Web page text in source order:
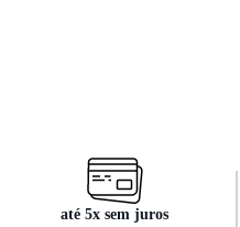
até 5x sem juros